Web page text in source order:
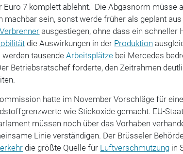
Euro 7 komplett ablehnt." Die Abgasnorm müsse
machbar sein, sonst werde früher als geplant
Verbrenner ausgestiegen, ohne dass ein schneller
die Auswirkungen in der Produktion
werden tausendeArbeitsplätze bei Mercedes
Betriebsratschef forderte, den Zeitrahmen
hatte im November Vorschläge für
wie Stickoxide gemacht. EU-
müssen noch über das Vorhaben
Linie verständigen. Der Brüsseler
die größte Quelle für Luftverschmutzung in